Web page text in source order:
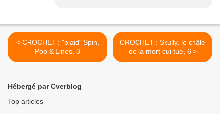
< CROCHET : "plaid" Spin,
Pop & Lines, 3
CROCHET : Skully, le châle
de la mort qui tue, 6 >
Hébergé par Overblog
Top articles